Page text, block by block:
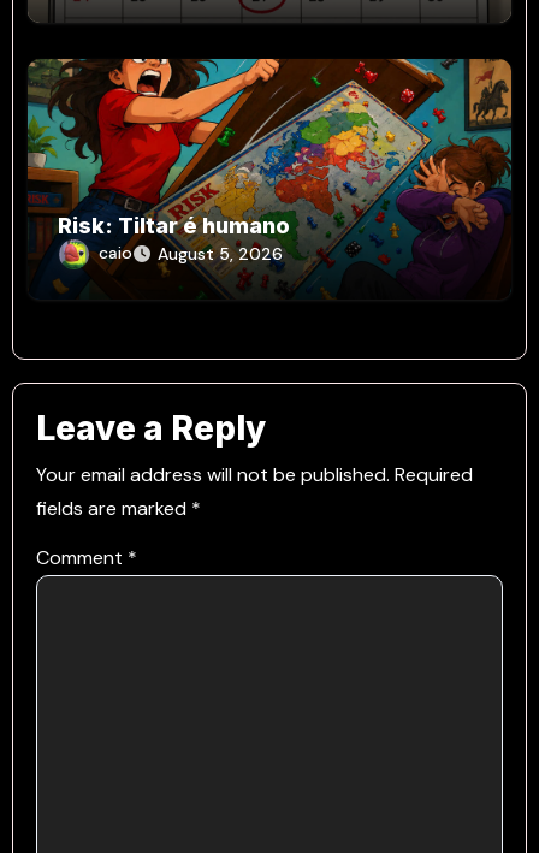
Risk: Tiltar é humano
caio August 5, 2026
Leave a Reply
Your email address will not be published. Required
fields are marked *
Comment *